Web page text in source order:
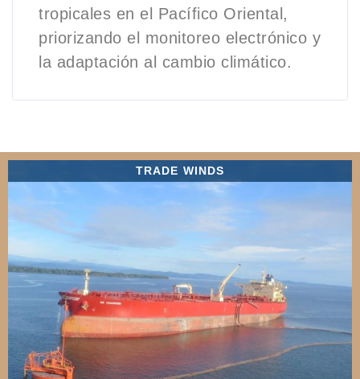
tropicales en el Pacífico Oriental,
priorizando el monitoreo electrónico y
la adaptación al cambio climático.
TRADE WINDS